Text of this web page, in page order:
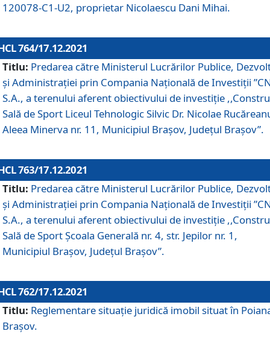
120078-C1-U2, proprietar Nicolaescu Dani Mihai.
764/17.12.2021
Titlu: Predarea către Ministerul Lucrărilor Publice,
și Administrației prin Compania Naţională de Investiţii
S.A., a terenului aferent obiectivului de investiţie
Sală de Sport Liceul Tehnologic Silvic Dr. Nicolae
Aleea Minerva nr. 11, Municipiul Brașov, Județul Brașov”.
763/17.12.2021
Titlu: Predarea către Ministerul Lucrărilor Publice,
și Administrației prin Compania Naţională de Investiţii
S.A., a terenului aferent obiectivului de investiție
Sală de Sport Școala Generală nr. 4, str. Jepilor nr. 1,
Municipiul Brașov, Județul Brașov”.
762/17.12.2021
Titlu: Reglementare situație juridică imobil situat în
Brașov.